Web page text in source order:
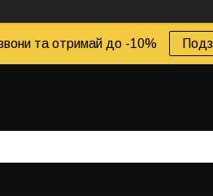
та отримай до -10%